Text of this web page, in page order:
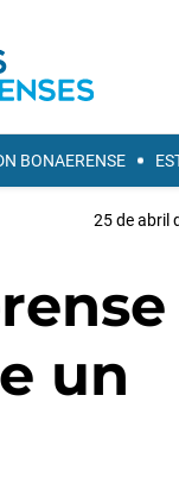
BONAERENSE
25 de abril
un